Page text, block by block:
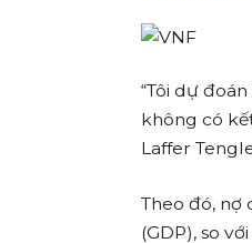
“Tôi dự
không có
Laffer
Theo đó, nợ
(GDP), so